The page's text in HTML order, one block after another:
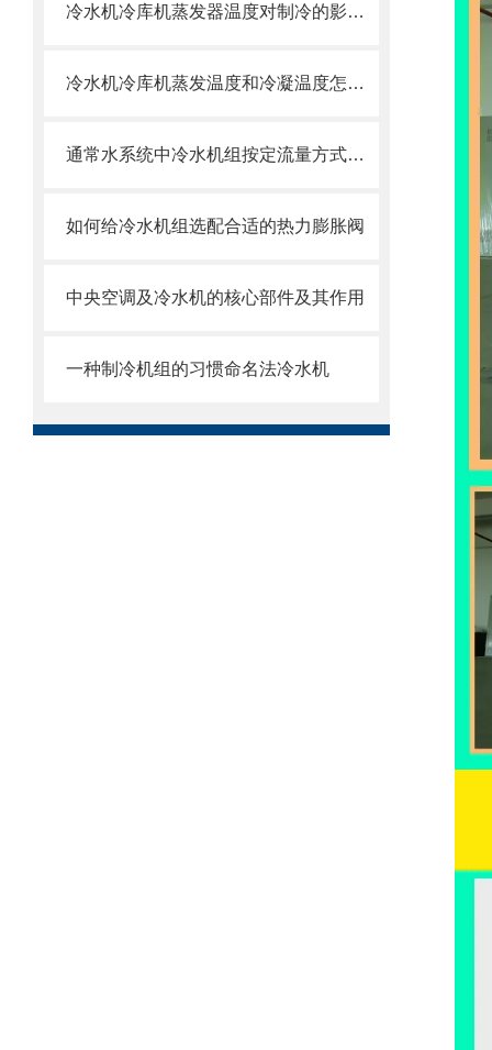
冷水机冷库机蒸发器温度对制冷的影响与调节
冷水机冷库机蒸发温度和冷凝温度怎么确定
通常水系统中冷水机组按定流量方式运行
如何给冷水机组选配合适的热力膨胀阀
中央空调及冷水机的核心部件及其作用
一种制冷机组的习惯命名法冷水机